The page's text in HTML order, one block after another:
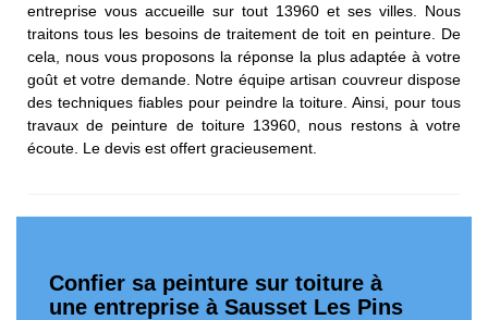
entreprise vous accueille sur tout 13960 et ses villes. Nous
traitons tous les besoins de traitement de toit en peinture. De
cela, nous vous proposons la réponse la plus adaptée à votre
goût et votre demande. Notre équipe artisan couvreur dispose
des techniques fiables pour peindre la toiture. Ainsi, pour tous
travaux de peinture de toiture 13960, nous restons à votre
écoute. Le devis est offert gracieusement.
Confier sa peinture sur toiture à
une entreprise à Sausset Les Pins